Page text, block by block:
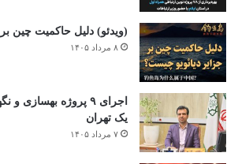
(ویدئو) دلیل حاکمیت چین
۸ مرداد ۱۴۰۵
اجرای ۹ پروژه
یک تهران
۷ مرداد ۱۴۰۵